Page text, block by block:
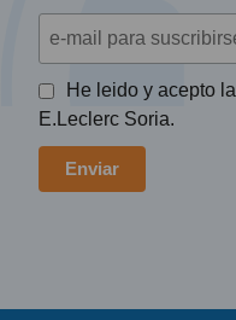
He leido y acepto la
E.Leclerc Soria.